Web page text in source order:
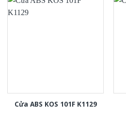
Cửa ABS KOS 101F K1129